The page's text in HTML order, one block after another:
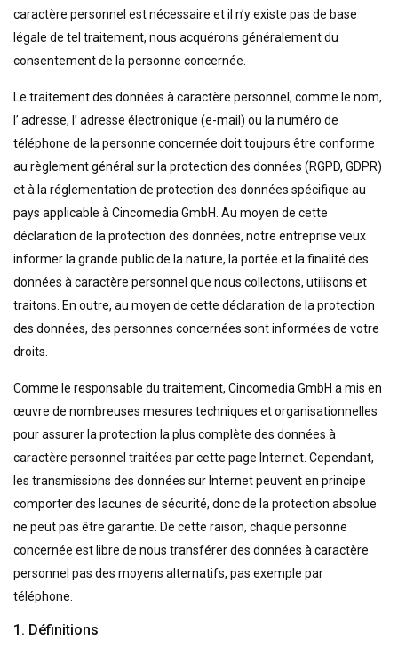
caractère personnel est nécessaire et il n’y existe pas de base
légale de tel traitement, nous acquérons généralement du
consentement de la personne concernée.
Le traitement des données à caractère personnel, comme le nom,
l’ adresse, l’ adresse électronique (e-mail) ou la numéro de
téléphone de la personne concernée doit toujours être conforme
au règlement général sur la protection des données (RGPD, GDPR)
et à la réglementation de protection des données spécifique au
pays applicable à Cincomedia GmbH. Au moyen de cette
déclaration de la protection des données, notre entreprise veux
informer la grande public de la nature, la portée et la finalité des
données à caractère personnel que nous collectons, utilisons et
traitons. En outre, au moyen de cette déclaration de la protection
des données, des personnes concernées sont informées de votre
droits.
Comme le responsable du traitement, Cincomedia GmbH a mis en
œuvre de nombreuses mesures techniques et organisationnelles
pour assurer la protection la plus complète des données à
caractère personnel traitées par cette page Internet. Cependant,
les transmissions des données sur Internet peuvent en principe
comporter des lacunes de sécurité, donc de la protection absolue
ne peut pas être garantie. De cette raison, chaque personne
concernée est libre de nous transférer des données à caractère
personnel pas des moyens alternatifs, pas exemple par
téléphone.
1. Définitions